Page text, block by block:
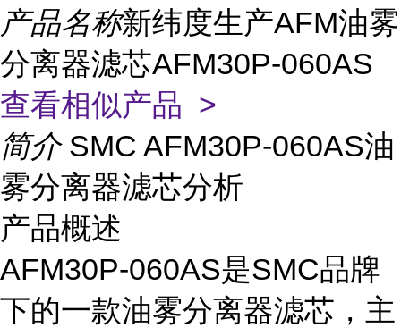
产品名称新纬度生产AFM油雾
分离器滤芯AFM30P-060AS
查看相似产品 >
简介 SMC AFM30P-060AS油
雾分离器滤芯分析
产品概述
AFM30P-060AS是SMC品牌
下的一款油雾分离器滤芯，主